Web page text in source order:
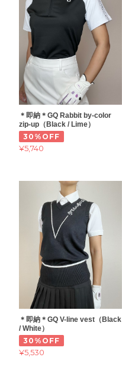
＊即納＊GQ Rabbit by-color
zip-up（Black / Lime）
30%OFF
¥5,740
＊即納＊GQ V-line vest（Black
/ White）
30%OFF
¥5,530